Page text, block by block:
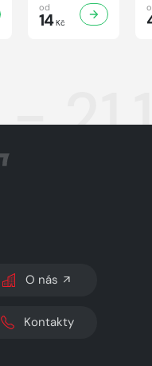
od
14Kč
SVĚTLÝ/TMAVÝ REŽIM
O nás
Kontakty